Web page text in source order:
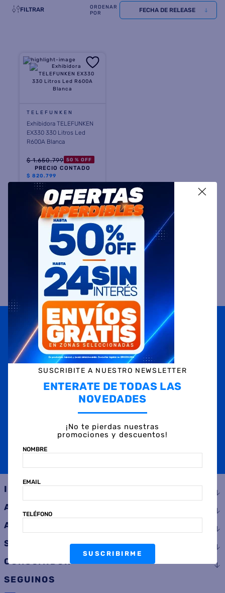
FILTRAR FECHA DE RELEASE
TELEFUNKEN
Exhibidora TELEFUNKEN
EX330 330 Litros Led
R600A Blanca
$ 1.650.799 50 % OFF
PRECIO CONTADO
$ 820.799
Precio sin impuestos
nacionales $ 678.346
COMPRAR
Suscribite anuestras novedades
OBTENÉ 5% DE DESCUENTO EN TU PRIMERA COMPRA
¡Con tu suscripción enterate de todas las mejores
promociones y ofertas en D'RICCO.COM!
INSTITUCIONAL
AYUDA
ATENCIÓN AL CLIENTE
SERVICIOS
CONSUMIDOR
SEGUINOS
X
SUSCRIBITE A NUESTRO NEWSLETTER
ENTERATE DE TODAS LAS
NOVEDADES
¡No te pierdas nuestras
promociones y descuentos!
NOMBRE
EMAIL
TELÉFONO
SUSCRIBIRME
8. termotanque